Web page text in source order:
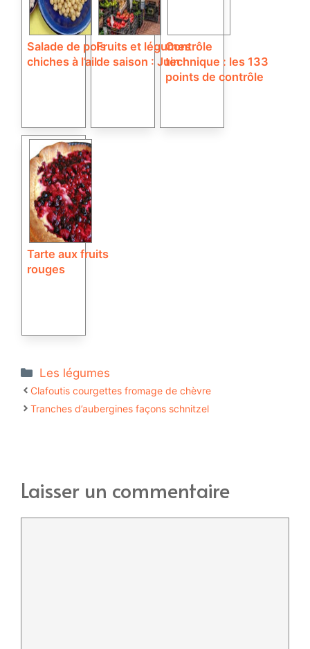
Salade de pois
chiches à l’ail
Fruits et légumes
de saison : Juin
Contrôle
technique : les 133
points de contrôle
Tarte aux fruits
rouges
Catégories
Les légumes
Clafoutis courgettes fromage de chèvre
Tranches d’aubergines façons schnitzel
Laisser un commentaire